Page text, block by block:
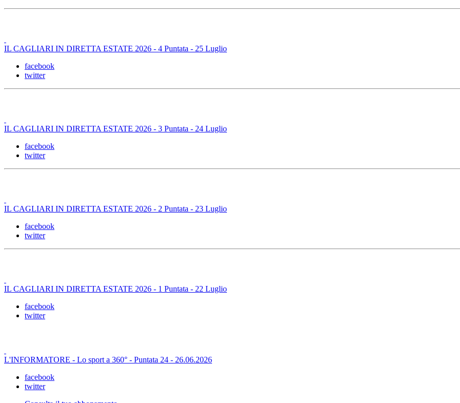
IL CAGLIARI IN DIRETTA ESTATE 2026 - 4 Puntata - 25 Luglio
facebook
twitter
IL CAGLIARI IN DIRETTA ESTATE 2026 - 3 Puntata - 24 Luglio
facebook
twitter
IL CAGLIARI IN DIRETTA ESTATE 2026 - 2 Puntata - 23 Luglio
facebook
twitter
IL CAGLIARI IN DIRETTA ESTATE 2026 - 1 Puntata - 22 Luglio
facebook
twitter
L'INFORMATORE - Lo sport a 360° - Puntata 24 - 26.06.2026
facebook
twitter